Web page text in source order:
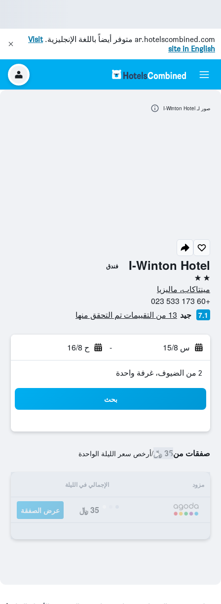
ar.hotelscombined.com متوفر أيضاً باللغة الإنجليزية.Visit
site in English
I-Winton Hotel فندق
2 نجمتين
مينتاكاب، ماليزيا
+60 173 533 023
7.1 جيد 13 من التقييمات تم التحقق منها
س 15/8 - ح 16/8
2 من الضيوف، غرفة واحدة
بحث
صفقات من35 ﷼ /أرخص سعر الليلة الواحدة
مزود الإجمالي في الليلة
35 ﷼ عرض الصفقة
صور لـ I-Winton Hotel